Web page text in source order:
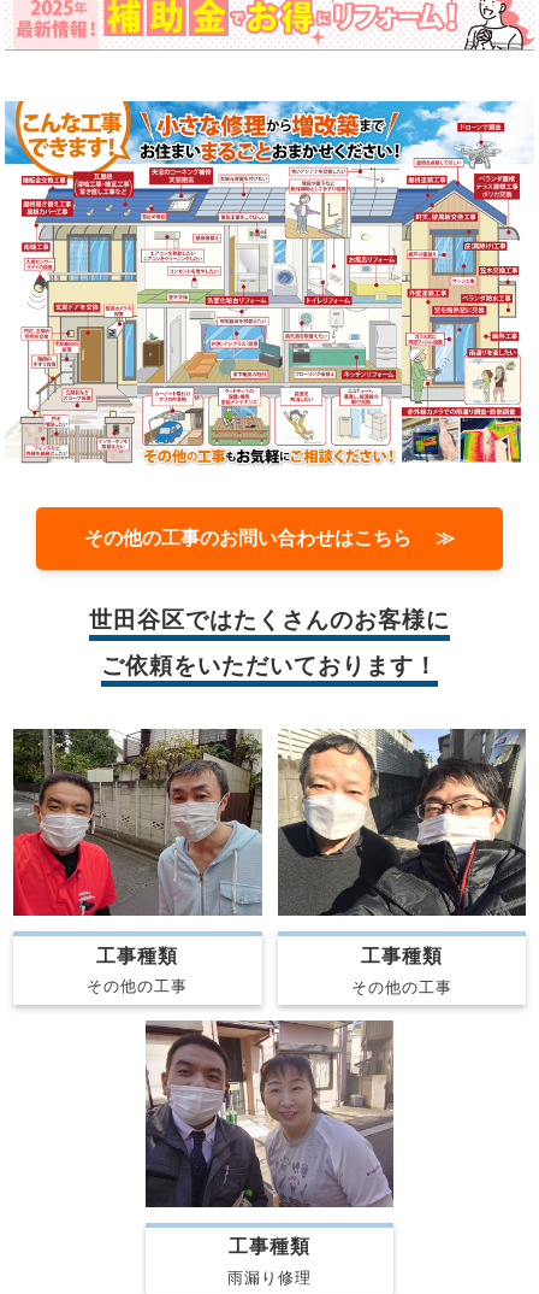
その他の工事のお問い合わせはこちら ≫
世田谷区ではたくさんのお客様に
ご依頼をいただいております！
工事種類
その他の工事
工事種類
その他の工事
工事種類
雨漏り修理